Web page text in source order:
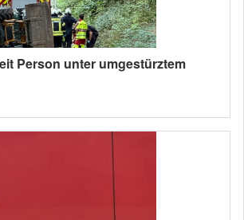
Person unter umgestürztem